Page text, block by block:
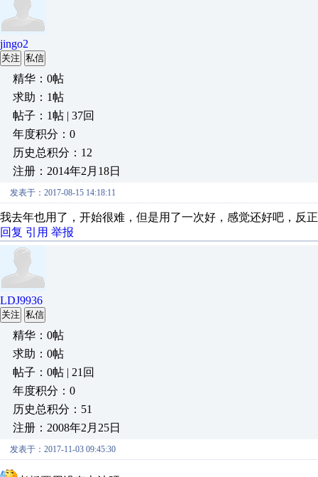
jingo2
关注 私信
精华：0帖
求助：1帖
帖子：1帖 | 37回
年度积分：0
历史总积分：12
注册：2014年2月18日
发表于：2017-08-15 14:18:11
我去年也用了，开始很难，但是用了一次好，感觉还好吧，反
回复 引用 举报
LDJ9936
关注 私信
精华：0帖
求助：0帖
帖子：0帖 | 21回
年度积分：0
历史总积分：51
注册：2008年2月25日
发表于：2017-11-03 09:45:30